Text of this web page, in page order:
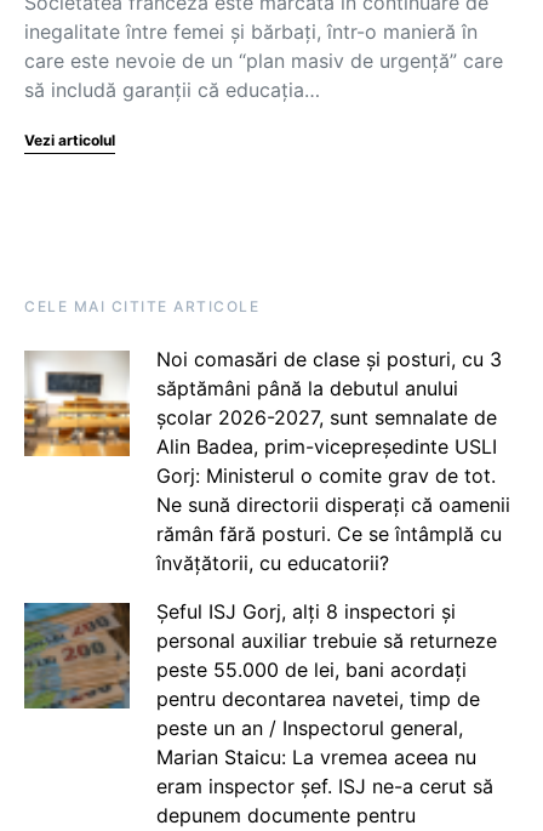
inegalitate între femei și bărbați, într-o manieră în
care este nevoie de un “plan masiv de urgență” care
să includă garanții că educația…
Vezi articolul
CELE MAI CITITE ARTICOLE
Noi comasări de clase și posturi, cu 3
săptămâni până la debutul anului
școlar 2026-2027, sunt semnalate de
Alin Badea, prim-vicepreședinte USLI
Gorj: Ministerul o comite grav de tot.
Ne sună directorii disperați că oamenii
rămân fără posturi. Ce se întâmplă cu
învățătorii, cu educatorii?
Șeful ISJ Gorj, alți 8 inspectori și
personal auxiliar trebuie să returneze
peste 55.000 de lei, bani acordați
pentru decontarea navetei, timp de
peste un an / Inspectorul general,
Marian Staicu: La vremea aceea nu
eram inspector șef. ISJ ne-a cerut să
depunem documente pentru